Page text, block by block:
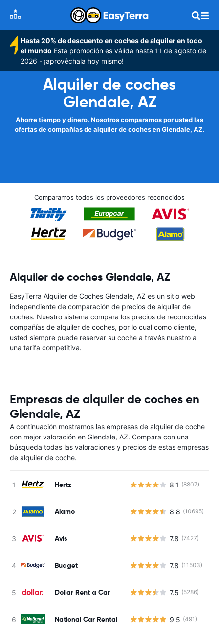
Hasta 20% de descuento en coches de alquiler en todo
el mundo Esta promoción es válida hasta 11 de agosto de
2026 - ¡aprovéchala hoy mismo!
Alquiler de coches
Glendale, AZ
Ahorre tiempo y dinero. Nosotros comparamos por usted las
ofertas de compañías de alquiler de coches en Glendale, AZ.
Comparamos todos los proveedores reconocidos
Alquiler de coches Glendale, AZ
EasyTerra Alquiler de Coches Glendale, AZ es un sitio web
independiente de comparación de precios de alquiler de
coches. Nuestro sistema compara los precios de reconocidas
compañías de alquiler de coches, por lo cual como cliente,
usted siempre puede reservar su coche a través nuestro a
una tarifa competitiva.
Empresas de alquiler de coches en
Glendale, AZ
A continuación mostramos las empresas de alquiler de coche
con mejor valoración en Glendale, AZ. Compara con una
búsqueda todas las valoraciones y precios de estas empresas
de alquiler de coche.
Hertz 8.1 (8807)
Alamo 8.8 (10695)
Avis 7.8 (7427)
Budget 7.8 (11503)
Dollar Rent a Car 7.5 (5286)
National Car Rental 9.5 (491)